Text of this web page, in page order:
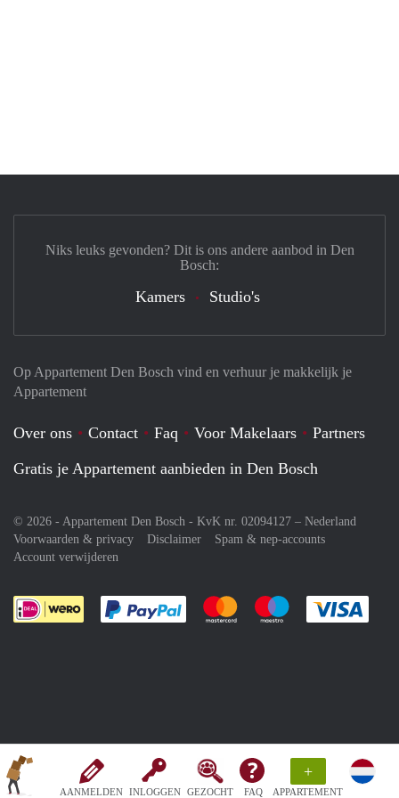
AANMELDEN INLOGGEN GEZOCHT FAQ
+
APPARTEMENT
Op Appartement Den Bosch vind en verhuur je makkelijk je
Appartement
Over ons Contact Faq Voor Makelaars
Partners
Gratis je Appartement aanbieden in Den Bosch
© 2026 - Appartement Den Bosch - KvK nr. 02094127 – Nederland
Voorwaarden & privacy
Disclaimer
Spam & nep-accounts
Account verwijderen
Je rekent gemakkelijk af met Paypal
Je rekent gemakkelijk af met
Je rekent
Niks leuks gevonden? Dit is ons andere aanbod in Den
Bosch:
Kamers Studio's